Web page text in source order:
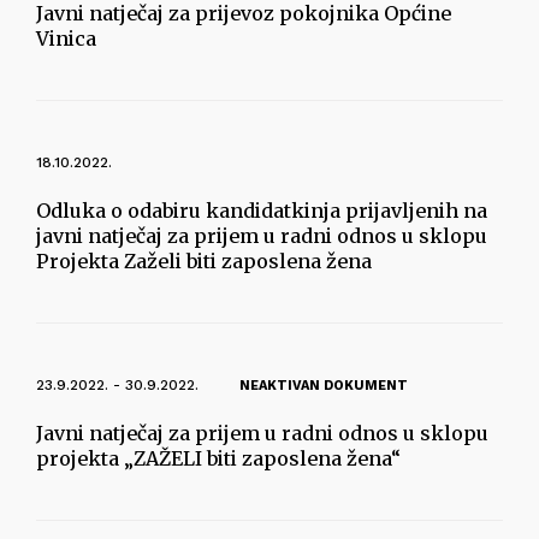
Javni natječaj za prijevoz pokojnika Općine
Vinica
18.10.2022.
Odluka o odabiru kandidatkinja prijavljenih na
javni natječaj za prijem u radni odnos u sklopu
Projekta Zaželi biti zaposlena žena
23.9.2022. - 30.9.2022. NEAKTIVAN DOKUMENT
Javni natječaj za prijem u radni odnos u sklopu
projekta „ZAŽELI biti zaposlena žena“